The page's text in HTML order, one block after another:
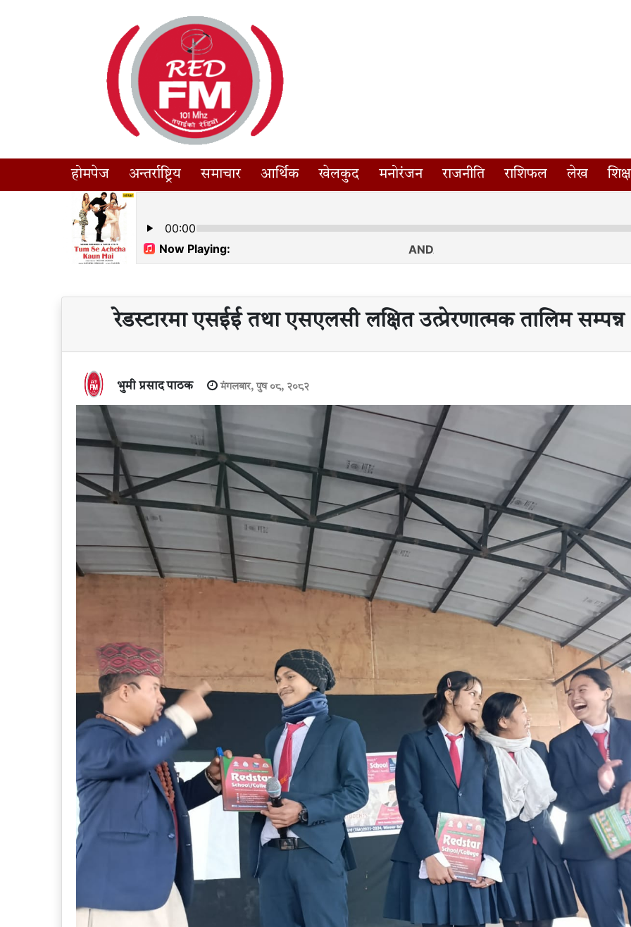
होमपेज अन्तर्राष्ट्रिय समाचार आर्थिक खेलकुद मनोरंजन राजनीति राशिफल लेख
रेडस्टारमा एसईई तथा एसएलसी लक्षित उत्प्रेरणात्मक तालिम सम्पन्न
भुमी प्रसाद पाठक मंगलबार, पुष ०८, २०८२